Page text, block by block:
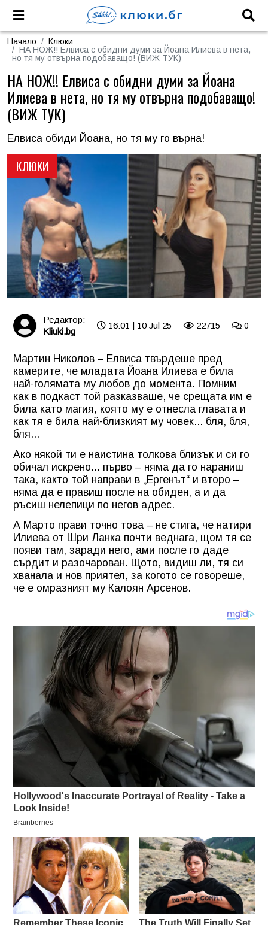
Начало
Клюки
НА НОЖ!! Елвиса с обидни думи за Йоана Илиева в нета,
но тя му отвърна подобаващо! (ВИЖ ТУК)
КЛЮКИ
НА НОЖ!! Елвиса с обидни думи за Йоана
Илиева в нета, но тя му отвърна подобаващо!
(ВИЖ ТУК)
Елвиса обиди Йоана, но тя му го върна!
Редактор:
Kliuki.bg
16:01 | 10 Jul 25 22715 0
Мартин Николов – Елвиса твърдеше пред
камерите, че младата Йоана Илиева е била
най-голямата му любов до момента. Помним
как в подкаст той разказваше, че срещата им е
била като магия, която му е отнесла главата и
как тя е била най-близкият му човек... бля, бля,
бля...
Ако някой ти е наистина толкова близък и си го
обичал искрено... първо – няма да го нараниш
така, както той направи в „Ергенът“ и второ –
няма да е правиш после на обиден, а и да
ръсиш нелепици по негов адрес.
А Марто прави точно това – не стига, че натири
Илиева от Шри Ланка почти веднага, щом тя се
появи там, заради него, ами после го даде
сърдит и разочарован. Щото, видиш ли, тя си
хванала и нов приятел, за когото се говореше,
че е омразният му Калоян Арсенов.